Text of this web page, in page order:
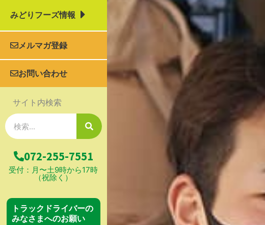
みどりフーズ情報
メルマガ登録
お問い合わせ
サイト内検索
検
索
072-255-7551
受付：月〜土9時から17時
（祝除く）
トラックドライバーの
みなさまへのお願い